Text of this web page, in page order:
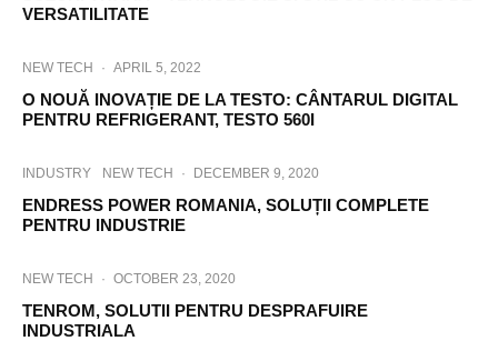
VERSATILITATE
NEW TECH · APRIL 5, 2022
O NOUĂ INOVAȚIE DE LA TESTO: CÂNTARUL DIGITAL
PENTRU REFRIGERANT, TESTO 560I
INDUSTRY NEW TECH · DECEMBER 9, 2020
ENDRESS POWER ROMANIA, SOLUȚII COMPLETE
PENTRU INDUSTRIE
NEW TECH · OCTOBER 23, 2020
TENROM, SOLUTII PENTRU DESPRAFUIRE
INDUSTRIALA